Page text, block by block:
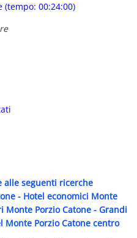
(tempo: 00:24:00)
alle seguenti ricerche
- Hotel economici Monte
Monte Porzio Catone - Grandi
Monte Porzio Catone centro